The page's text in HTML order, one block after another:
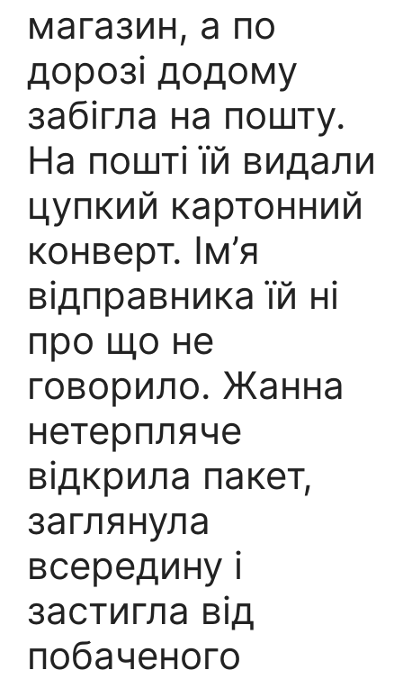
магазин, а по
дорозі додому
забігла на пошту.
На пошті їй видали
цупкий картонний
конверт. Ім’я
відправника їй ні
про що не
говорило. Жанна
нетерпляче
відкрила пакет,
заглянула
всередину і
застигла від
побаченого